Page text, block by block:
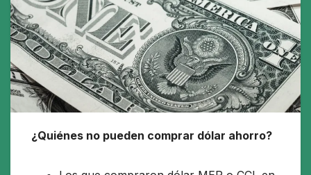
¿Quiénes no pueden comprar dólar ahorro?